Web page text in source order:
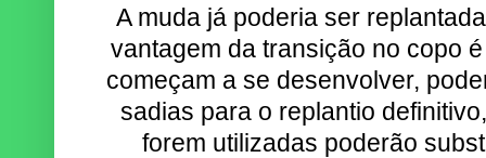
A muda já poderia ser
vantagem da transição no copo
começam a se desenvolver,
sadias para o replantio
forem utilizadas poderão